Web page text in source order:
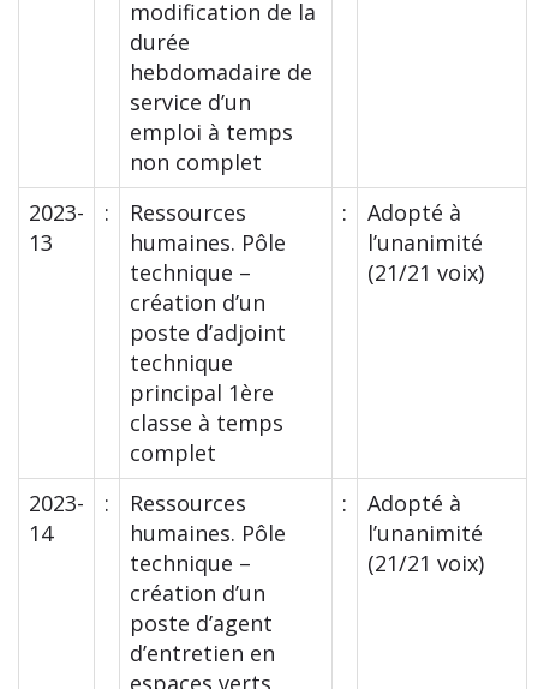
modification de la
durée
hebdomadaire de
service d’un
emploi à temps
non complet
2023-
13
:
Ressources
humaines. Pôle
technique –
création d’un
poste d’adjoint
technique
principal 1ère
classe à temps
complet
:
Adopté à
l’unanimité
(21/21 voix)
2023-
14
:
Ressources
humaines. Pôle
technique –
création d’un
poste d’agent
d’entretien en
:
Adopté à
l’unanimité
(21/21 voix)